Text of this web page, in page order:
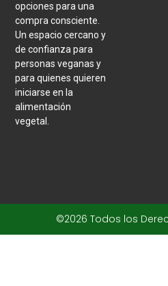
opciones para una
compra consciente.
Un espacio cercano y
de confianza para
personas veganas y
para quienes quieren
iniciarse en la
alimentación
vegetal.
©2026 Todos los